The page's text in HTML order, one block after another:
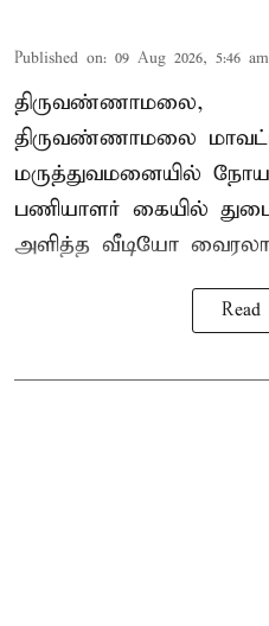
Published on: 09 Aug 2026, 5:46 am
திருவண்ணாமலை,
திருவண்ணாமலை
மருத்துவமனையில்
பணியாளர் கையில்
அளித்த வீடியோ
Read